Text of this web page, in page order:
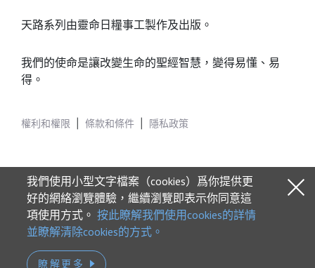
天路系列由靈命日糧事工製作及出版。
我們的使命是讓改變生命的聖經智慧，變得易懂、易
得。
權利和權限 條款和條件 隱私政策
© 2026 Our Daily Bread Ministries
我們使用小型文字檔案（cookies）爲你提供更
好的網絡瀏覽體驗，繼續瀏覽即表示你同意這
項使用方式。 按此瞭解我們使用cookies的詳情
並瞭解清除cookies的方式。
瞭解更多